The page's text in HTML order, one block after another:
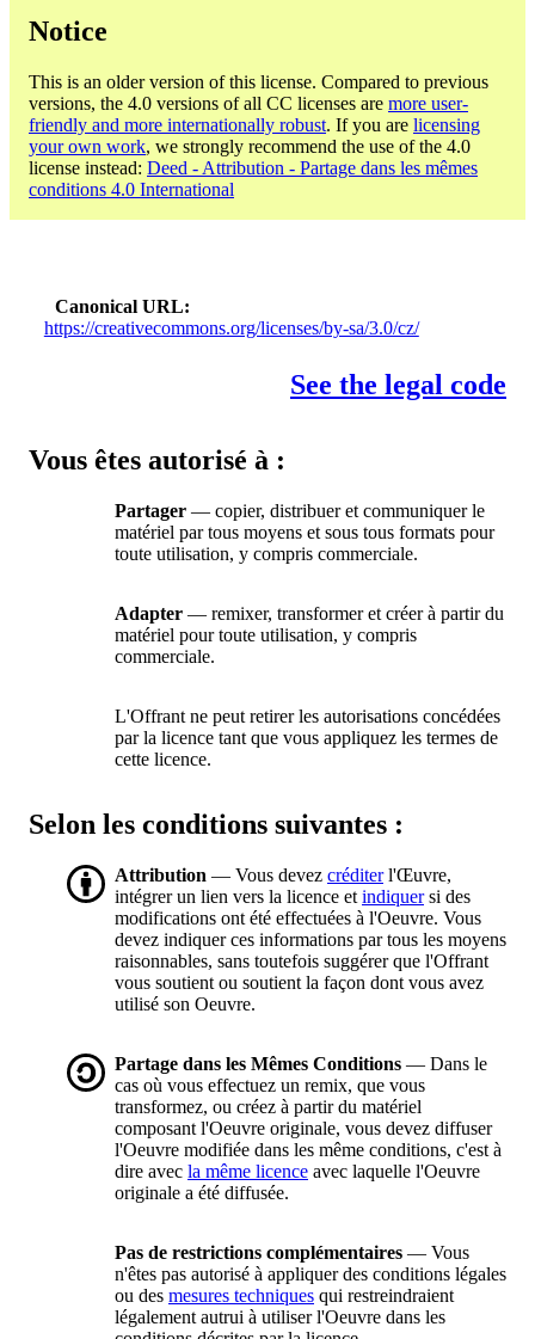
Notice
This is an older version of this license. Compared to previous
versions, the 4.0 versions of all CC licenses are more user-
friendly and more internationally robust. If you are licensing
your own work, we strongly recommend the use of the 4.0
license instead: Deed - Attribution - Partage dans les mêmes
conditions 4.0 International
Canonical URL
https://creativecommons.org/licenses/by-sa/3.0/cz/
See the legal code
Vous êtes autorisé à :
Partager — copier, distribuer et communiquer le
matériel par tous moyens et sous tous formats pour
toute utilisation, y compris commerciale.
Adapter — remixer, transformer et créer à partir du
matériel pour toute utilisation, y compris
commerciale.
L'Offrant ne peut retirer les autorisations concédées
par la licence tant que vous appliquez les termes de
cette licence.
Selon les conditions suivantes :
Attribution — Vous devez créditerl'Œuvre,
intégrer un lien vers la licence et indiquersi des
modifications ont été effectuées à l'Oeuvre. Vous
devez indiquer ces informations par tous les moyens
raisonnables, sans toutefois suggérer que l'Offrant
vous soutient ou soutient la façon dont vous avez
utilisé son Oeuvre.
Partage dans les Mêmes Conditions — Dans le
cas où vous effectuez un remix, que vous
transformez, ou créez à partir du matériel
composant l'Oeuvre originale, vous devez diffuser
l'Oeuvre modifiée dans les même conditions, c'est à
dire avec la même licence avec laquelle l'Oeuvre
originale a été diffusée.
Pas de restrictions complémentaires — Vous
n'êtes pas autorisé à appliquer des conditions légales
ou des mesures techniques qui restreindraient
légalement autrui à utiliser l'Oeuvre dans les